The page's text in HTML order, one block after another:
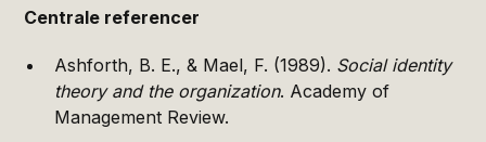
Centrale referencer
Ashforth, B. E., & Mael, F. (1989). Social identity
theory and the organization. Academy of
Management Review.